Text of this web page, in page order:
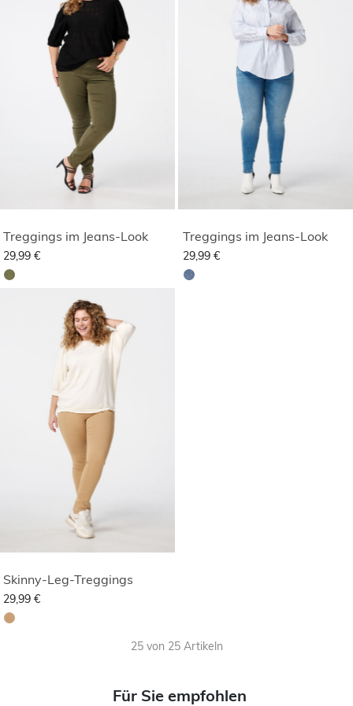
Treggings im Jeans-Look
29,99 €
Treggings im Jeans-Look
29,99 €
Skinny-Leg-Treggings
29,99 €
25 von 25 Artikeln
Für Sie empfohlen